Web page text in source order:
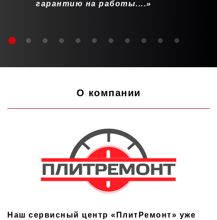
гарантию на работы....
О компании
Наш сервисный центр «ПлитРемонт» уже